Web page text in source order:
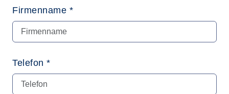
Firmenname *
Telefon *